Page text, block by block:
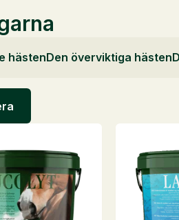
hästenDen överviktiga hästen